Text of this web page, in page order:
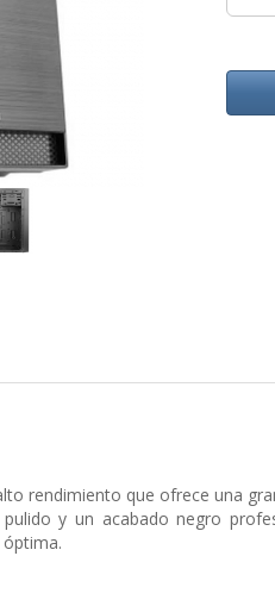
rendimiento que ofrece una
y un acabado negro